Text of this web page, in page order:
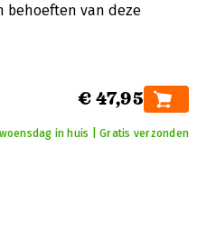
behoeften van deze
€ 47,95
in huis | Gratis verzonden